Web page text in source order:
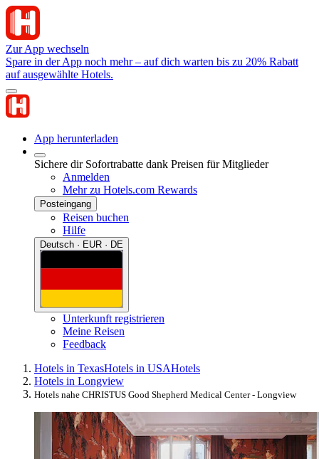
Zur App wechseln
Spare in der App noch mehr – auf dich warten bis zu 20% Rabatt
auf ausgewählte Hotels.
App herunterladen
Sichere dir Sofortrabatte dank Preisen für Mitglieder
Anmelden
Mehr zu Hotels.com Rewards
Posteingang
Reisen buchen
Hilfe
Deutsch · EUR · DE
Unterkunft registrieren
Meine Reisen
Feedback
Hotels in TexasHotels in USAHotels
Hotels in Longview
Hotels nahe CHRISTUS Good Shepherd Medical Center - Longview